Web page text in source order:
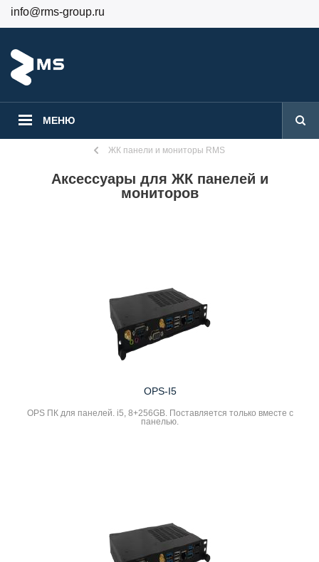
info@rms-group.ru
МЕНЮ
ЖК панели и мониторы RMS
Аксессуары для ЖК панелей и
мониторов
OPS-I5
OPS ПК для панелей. i5, 8+256GB. Поставляется только вместе с
панелью.